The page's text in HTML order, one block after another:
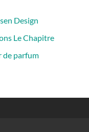
Design
Le Chapitre
de parfum